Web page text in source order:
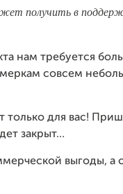
получить в
нам требуется
совсем
только для вас!
закрыт…
выгоды, а